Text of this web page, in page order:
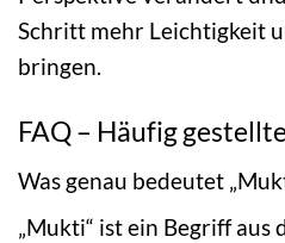
Schritt mehr Leichtigkeit
bringen.
FAQ – Häufig
Was genau bedeutet
„Mukti“ ist ein Begriff aus